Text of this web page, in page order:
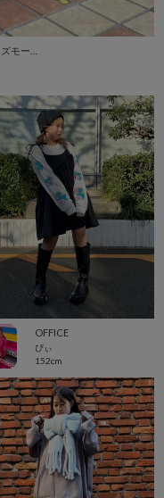
OFFICE
ぴぃ
152cm